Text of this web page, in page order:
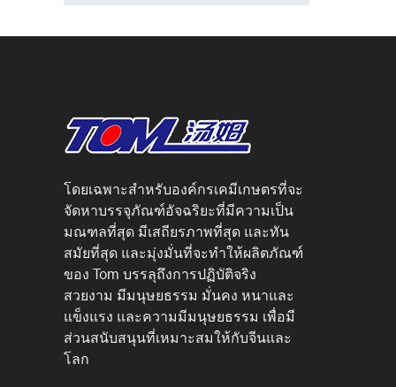
โดยเฉพาะสำหรับองค์กรเคมีเกษตรที่จะ
จัดหาบรรจุภัณฑ์อัจฉริยะที่มีความเป็น
มณฑลที่สุด มีเสถียรภาพที่สุด และทัน
สมัยที่สุด และมุ่งมั่นที่จะทำให้ผลิตภัณฑ์
ของ Tom บรรลุถึงการปฏิบัติจริง
สวยงาม มีมนุษยธรรม มั่นคง หนาและ
แข็งแรง และความมีมนุษยธรรม เพื่อมี
ส่วนสนับสนุนที่เหมาะสมให้กับจีนและ
โลก